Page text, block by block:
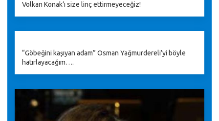
Volkan Konak’ı size linç ettirmeyeceğiz!
“Göbeğini kaşıyan adam” Osman Yağmurdereli’yi böyle
hatırlayacağım….